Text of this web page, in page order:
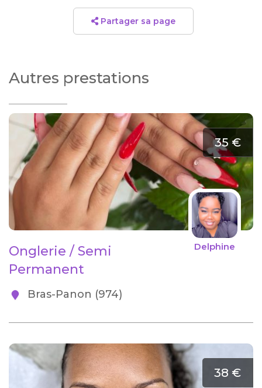
Partager sa page
Autres prestations
35 €
Delphine
Onglerie / Semi
Permanent
Bras-Panon (974)
38 €